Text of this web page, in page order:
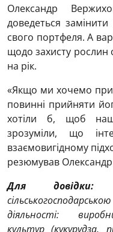
Олександр
доведеться
свого портфеля. А
щодо захисту
на рік.
«Якщо ми хочемо
повинні прийняти
хотіли б, щоб наші
зрозуміли, що
взаємовигідному
резюмував
Для
діяльності:
культур (кукурудза,